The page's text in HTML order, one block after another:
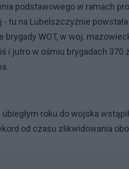
podstawowego w ramach
- tu na Lubelszczyźnie
brygady WOT, w woj.
i jutro w ośmiu brygadach 370
ubiegłym roku do wojska
od czasu zlikwidowania